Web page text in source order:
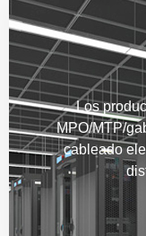
Los
MPO/MTP/
cableado